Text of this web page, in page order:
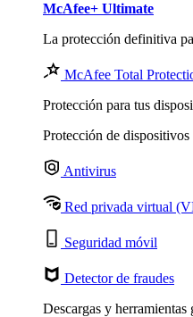
McAfee+ Ultimate
La protección definitiva
McAfee Total
Protección para tus
Protección de dispositivos
Antivirus
Red privada virtual
Seguridad móvil
Detector de fraudes
Descargas y herramientas